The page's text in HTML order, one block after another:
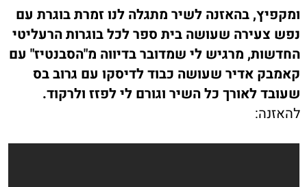
ומקפיץ, בהאזנה לשיר מתגלה לנו זמרת בוגרת עם
נפש צעירה שעושה בית ספר לכל בוגרות הרעליטי
החדשות, מרגיש לי שמדובר בדיווה מ"הסבנטיז" עם
קאמבק אדיר שעושה כבוד לדיסקו עם גרוב בס
שעובד לאורך כל השיר וגורם לי לפזז ולרקוד.
להאזנה: